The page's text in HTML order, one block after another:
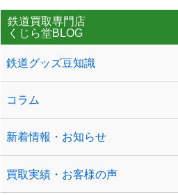
鉄道買取専門店
くじら堂BLOG
鉄道グッズ豆知識
コラム
新着情報・お知らせ
買取実績・お客様の声